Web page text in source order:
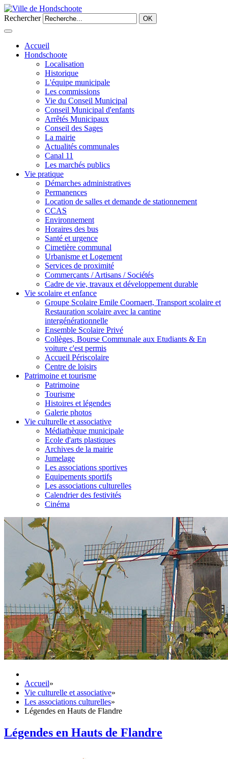
Rechercher OK
Accueil
Hondschoote
Localisation
Historique
L'équipe municipale
Les commissions
Vie du Conseil Municipal
Conseil Municipal d'enfants
Arrêtés Municipaux
Conseil des Sages
La mairie
Actualités communales
Canal 11
Les marchés publics
Vie pratique
Démarches administratives
Permanences
Location de salles et demande de stationnement
CCAS
Environnement
Horaires des bus
Santé et urgence
Cimetière communal
Urbanisme et Logement
Services de proximité
Commerçants / Artisans / Sociétés
Cadre de vie, travaux et développement durable
Vie scolaire et enfance
Groupe Scolaire Emile Coornaert, Transport scolaire et
Restauration scolaire avec la cantine
intergénérationnelle
Ensemble Scolaire Privé
Collèges, Bourse Communale aux Etudiants & En
voiture c'est permis
Accueil Périscolaire
Centre de loisirs
Patrimoine et tourisme
Patrimoine
Tourisme
Histoires et légendes
Galerie photos
Vie culturelle et associative
Médiathèque municipale
Ecole d'arts plastiques
Archives de la mairie
Jumelage
Les associations sportives
Equipements sportifs
Les associations culturelles
Calendrier des festivités
Cinéma
Accueil»
Vie culturelle et associative»
Les associations culturelles»
Légendes en Hauts de Flandre
Légendes en Hauts de Flandre